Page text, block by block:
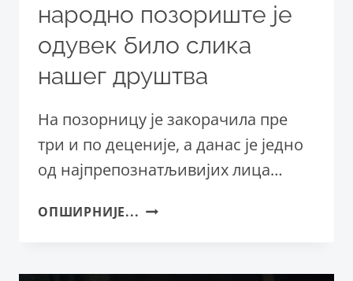
народно позориште је
одувек било слика
нашег друштва
На позорницу је закорачила пре
три и по деценије, а данас је једно
од најпрепознатљивијих лица…
ОПШИРНИЈЕ... ЛИДИЈА